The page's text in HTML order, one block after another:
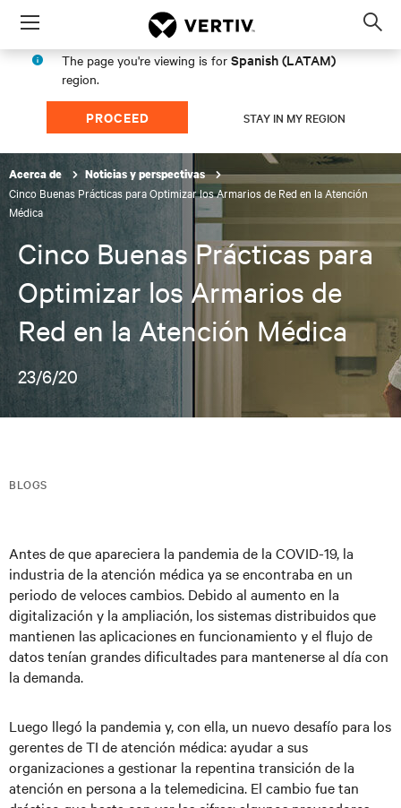
Menu
The page you're viewing is for Spanish (LATAM)
region.
PROCEED STAY IN MY REGION
Acerca de Noticias y perspectivas
Cinco Buenas Prácticas para Optimizar los Armarios de Red en la Atención
Médica
Cinco Buenas Prácticas para
Optimizar los Armarios de
Red en la Atención Médica
23/6/20
BLOGS
Antes de que apareciera la pandemia de la COVID-19, la
industria de la atención médica ya se encontraba en un
periodo de veloces cambios. Debido al aumento en la
digitalización y la ampliación, los sistemas distribuidos que
mantienen las aplicaciones en funcionamiento y el flujo de
datos tenían grandes dificultades para mantenerse al día con
la demanda.
Luego llegó la pandemia y, con ella, un nuevo desafío para los
gerentes de TI de atención médica: ayudar a sus
organizaciones a gestionar la repentina transición de la
atención en persona a la telemedicina. El cambio fue tan